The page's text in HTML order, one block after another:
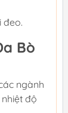
đeo.
Bò
ngành
độ